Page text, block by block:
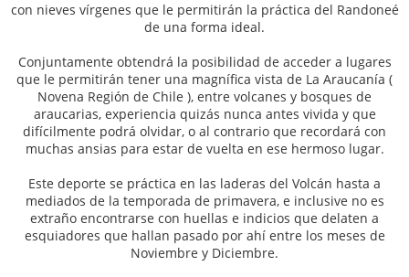
con nieves vírgenes que le permitirán la práctica del Randoneé
de una forma ideal.
Conjuntamente obtendrá la posibilidad de acceder a lugares
que le permitirán tener una magnífica vista de La Araucanía (
Novena Región de Chile ), entre volcanes y bosques de
araucarias, experiencia quizás nunca antes vivida y que
difícilmente podrá olvidar, o al contrario que recordará con
muchas ansias para estar de vuelta en ese hermoso lugar.
Este deporte se práctica en las laderas del Volcán hasta a
mediados de la temporada de primavera, e inclusive no es
extraño encontrarse con huellas e indicios que delaten a
esquiadores que hallan pasado por ahí entre los meses de
Noviembre y Diciembre.